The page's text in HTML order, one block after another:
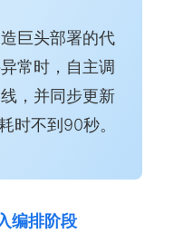
巨头部署的代
常时，自主调
，并同步更新
时不到90秒。
编排阶段